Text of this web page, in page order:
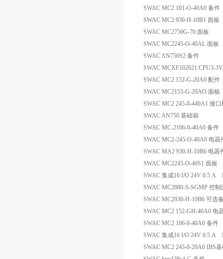
SWAC MC2 101-O-40A0 备件
SWAC MC2 930-H-10B1 面板
SWAC MC2750G-70 面板
SWAC MC2245-O-40AL 面板
SWAC AN750S2 备件
SWAC MCXF102621 CPU3-
SWAC MC2 152-G-20A0 配件
SWAC MC2153-G-20AO 面板
SWAC MC2 245-0-440A1 接
SWAC AN750 基础箱
SWAC MC-2106-0-40A0 备件
SWAC MC2-245-O-40A0 电器
SWAC MA2 930-H-10B6 电器
SWAC MC2245-O-40S1 面板
SWAC 集成16 I/O 24V 0.5 A
SWAC MC2880-S-SGMP 控制
SWAC MC2930-H-10B6 可选
SWAC MC2 152-GH-40A0 电
SWAC MC2 106-0-40A0 备件
SWAC 集成16 I/O 24V 0.5 A
SWAC MC2 245-0-20A0 IBS